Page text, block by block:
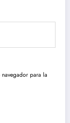
para la